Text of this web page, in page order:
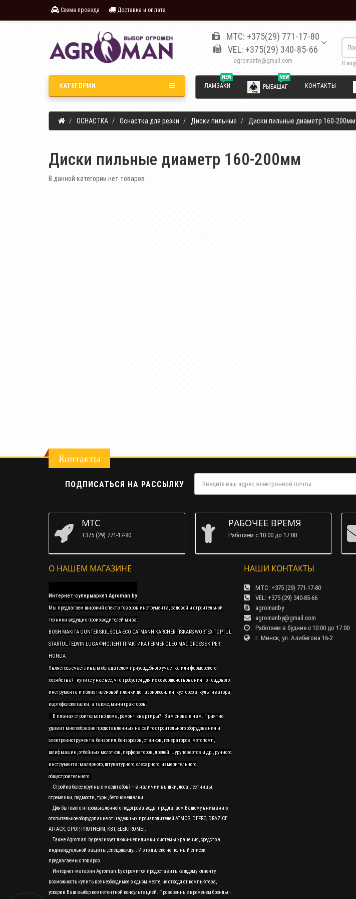
Схема проезда Доставка и оплата
МТС: +375(29) 771-17-80
VEL: +375(29) 340-85-66
agromanby@gmail.com Я
NEW
ЛАМЗАКИ
NEW
РЫБАШАГ КОНТАКТЫ
КАТЕГОРИИ
ОСНАСТКА Оснастка для резки Диски пильные Диски пильные диаметр 160-200мм
Диски пильные диаметр 160-200мм
В данной категории нет товаров.
Контакты
ПОДПИСАТЬСЯ НА РАССЫЛКУ
МТС
+375 (29) 771-17-80
РАБОЧЕЕ ВРЕМЯ
Работаем c 10:00 до 17:00
О НАШЕМ МАГАЗИНЕ
Интернет-супермаркет Agroman.by
Мы предлагаем широкий спектр товаров инструмента, садовой и строительной
техники ведущих производителей мира:
BOSH MAKITA GUNTER SKIL SOLA ECO CATMANN KARCHER FISKARS WORTEX TOPTUL
STARTUL TELWIN LUGA ФИОЛЕНТ ПРАКТИКА FERMER OLEO MAC GROSS SKIPER
HONDA
Являетесь счастливым обладателем приусадебного участка или фермерского
хозяйства? - купите у нас все, что требуется для их совершенствования - от садового
инструмента и полиэтиленовой пленки до газонокосилки, кустореза, культиватора,
картофелекопалки, а также, минитракторов.
В планах строительство дома, ремонт квартиры? - Вам снова к нам. Приятно
удивит многообразие представленных на сайте строительного оборудования и
электроинструмента: бензопил, бензорезов, станков, генераторов, мотопомп,
шлифмашин, отбойных молотков, перфораторов, дрелей, шуруповертов и др., ручного
инструмента: малярного, штукатурного, слесарного, измерительного,
общестроительного.
Стройка более крупных масштабов? – в наличии вышки, леса, лестницы,
стремянки, подмости, туры, бетономешалки.
Для бытового и промышленного подогрева воды предлагаем Вашему вниманию
отопительное оборудование от надежных производителей ATMOS, DEFRO, DRAZICE
ATTACK, OPOP, PROTHERM, KBT, ELEKTROMET.
Также Agroman.by реализует люки-невидимки, системы хранения, средства
индивидуальной защиты, спецодежду... И это далеко не полный список
предлагаемых товаров.
Интернет-магазин Agroman.by стремится предоставить каждому клиенту
возможность купить все необходимое в одном месте, не отходя от компьютера,
ускорив Ваш выбор компетентной консультацией. Проверенные временем бренды -
НАШИ КОНТАКТЫ
МТС: +375 (29) 771-17-80
VEL: +375 (29) 340-85-66
agromanby
agromanby@gmail.com
Работаем в будние с 10:00 до 17:00
г. Минск, ул. Алибегова 16-2